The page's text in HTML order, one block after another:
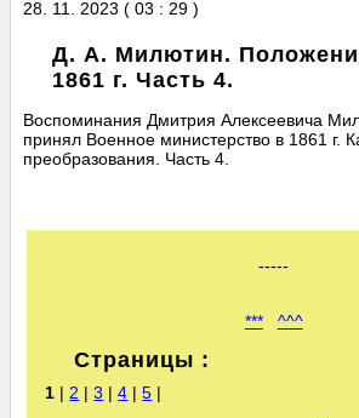
28. 11. 2023 ( 03 : 29 )
Д. А. Милютин.
1861 г. Часть 4.
Воспоминания Дмитрия Алексеевича
принял Военное министерство в 1861 г.
преобразования. Часть 4.
-----
*** ^^^
Страницы :
1 | 2 |3 |4 |5 |